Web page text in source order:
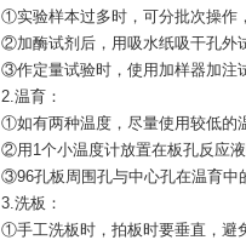
①实验样本过多时，可分批次操作
②加酶试剂后，用吸水纸吸干孔外
③作定量试验时，使用加样器加注
2.温育：
①如有两种温度，尽量使用较低的
②用1个小温度计放置在板孔反应液
③96孔板周围孔与中心孔在温育中
3.洗板：
①手工洗板时，拍板时要垂直，避